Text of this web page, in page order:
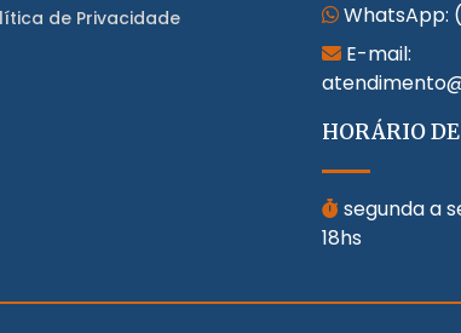
de Privacidade
WhatsApp:
E-mail:
HORÁRIO
segunda a
18hs